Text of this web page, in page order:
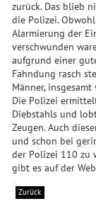
zurück. Das blieb
die Polizei.
Alarmierung der
verschwunden
aufgrund einer
Fahndung rasch
Männer,
Die Polizei
Diebstahls und
Zeugen. Auch
und schon bei
der Polizei 110 zu
gibt es auf der
Zurück